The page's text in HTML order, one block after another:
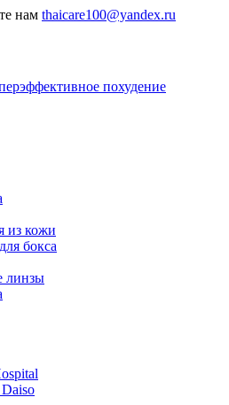
нам thaicare100@yandex.ru
похудение
из кожи
бокса
линзы